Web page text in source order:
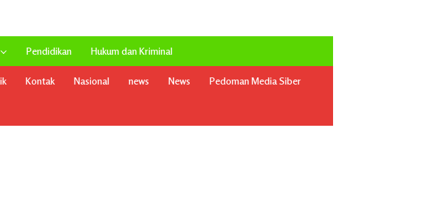
Pendidikan Hukum dan Kriminal
Kontak Nasional news News Pedoman Media Siber